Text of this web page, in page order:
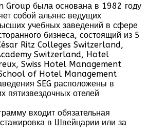
Group была основана в 1982 году
собой альянс ведущих
учебных заведений в сфере
бизнеса, состоящий из 5
Ritz Colleges Switzerland,
Switzerland, Hotel
Swiss Hotel Management
of Hotel Management
SEG расположены в
пятизвездочных отелей
входит обязательная
в Швейцарии или за